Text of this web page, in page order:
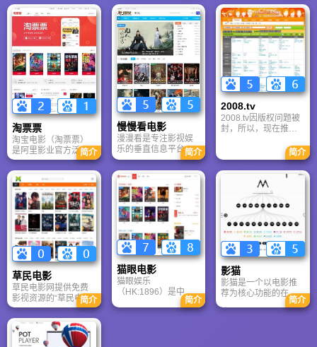
提供沉浸式一站式观
影体验。
电子认证应用服务提
供商，并成为国内首
家全国性的电影票网
上选座购买平台。网
票网是开放的平台，
只要具备观影需求+上
网+网络支付，任何人
都可以来注册进行网
络购票，自选座位，
自助出票，轻松观
影。
视频内容面向全球推
广，每一个人都可任
意观看人看人视频网
上的视频节目，获得
新闻事件的第一手视
频资讯，寻找自己感
兴趣的内容，品尝生
活的各种滋味。
淘票票
淘宝电影（淘票票）
是阿里影业官方泛娱
乐平台，覆盖全国
9000+影院及演唱
会、话剧等演出赛
事。平台提供在线选
座购票、独家资讯与
视频解读，并推出淘
麦VIP会员体系，提供
买一赠一、积分抽奖
等权益。依托阿里生
态，打造从决策到消
费的完整娱乐体验。
简介
慢慢看电影
漫漫看是专注影视娱
乐的垂直信息平台，
每日更新电视剧、电
影、综艺的播出信
息、剧情介绍、演员
表等内容，整合豆
瓣、哔哩哔哩等渠道
的影视评论。平台建
立多维度明星人物数
据库，支持姓名、作
品关键词检索，同时
提供Python爬虫、人
物关系图谱等行业技
术参考服务，为影视
爱好者与从业者提供
全面的数据支持。
简介
2008.tv
2008.tv因版权问题被
封，所以，现在推荐
家，2008年的样式TV
节目单，希望大家喜
欢。
简介
草民电影
草民电影网提供免费
影视资源的“草民电影”
平台（如“草民电影网”
或“草民影院App”）口
语化地称为“草民电影
院”。
简介
猫眼电影
猫眼娱乐
（HK:1896）是中国
领先的“科技+全文娱”
服务提供商，2019年
简介
影猫
影猫是一个以电影推
荐为核心功能的在线
导航平台，并非传统
的影视资源站或视频
简介